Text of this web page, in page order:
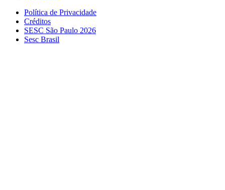
Política de Privacidade
Créditos
SESC São Paulo 2026
Sesc Brasil